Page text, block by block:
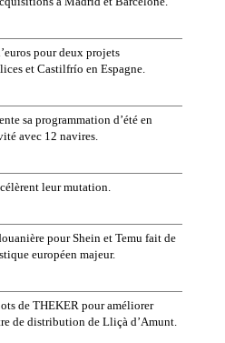
pour deux projets
et Castilfrío en Espagne.
sa programmation d’été en
avec 12 navires.
leur mutation.
pour Shein et Temu fait de
européen majeur.
de THEKER pour améliorer
de distribution de Lliçà d’Amunt.